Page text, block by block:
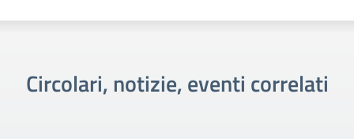
Circolari, notizie, eventi correlati